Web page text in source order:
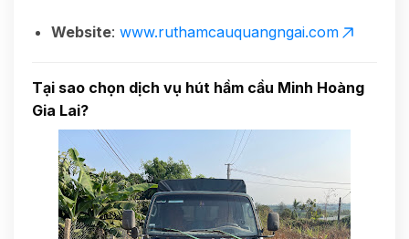
Website: www.ruthamcauquangngai.com
Tại sao chọn dịch vụ hút hầm cầu Minh Hoàng
Gia Lai?